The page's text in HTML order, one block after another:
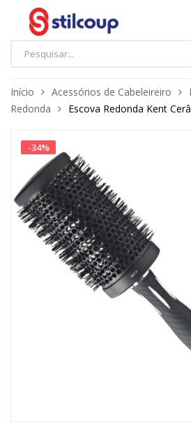
Início Acessórios de Cabeleireiro
Redonda
Escova Redonda Kent
-34%